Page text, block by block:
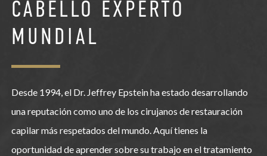
CABELLO EXPERTO
MUNDIAL
Desde 1994, el Dr. Jeffrey Epstein ha estado desarrollando
una reputación como uno de los cirujanos de restauración
capilar más respetados del mundo. Aquí tienes la
oportunidad de aprender sobre su trabajo en el tratamiento